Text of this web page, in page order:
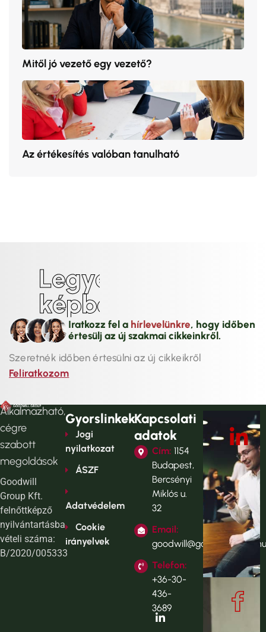
Mitől jó vezető egy vezető?
Az értékesítés valóban tanulható
Legyé
képbe
Iratkozz fel a hírlevelünkre, hogy időben
értesülj az új szakmai cikkeinkről.
Szeretnék időben értesülni az új cikkeikről
Feliratkozom
Alkalmazható,
cégre
szabott
megoldások
Goodwill
Group Kft.
felnőttképző
nyilvántartásba
vételi száma:
B/2020/005333
Gyorslinkek
Jogi
nyilatkozat
ÁSZF
Adatvédelem
Cookie
irányelvek
Kapcsolati
adatok
Cím: 1154
Budapest,
Bercsényi
Miklós u.
32
Email:
Telefon:
+36-30-
436-
3689